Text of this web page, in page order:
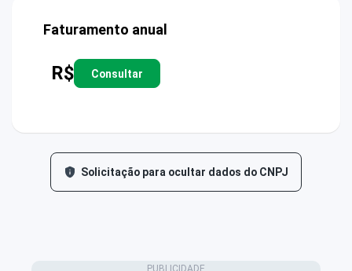
Faturamento anual
R$ Consultar
Solicitação para ocultar dados do CNPJ